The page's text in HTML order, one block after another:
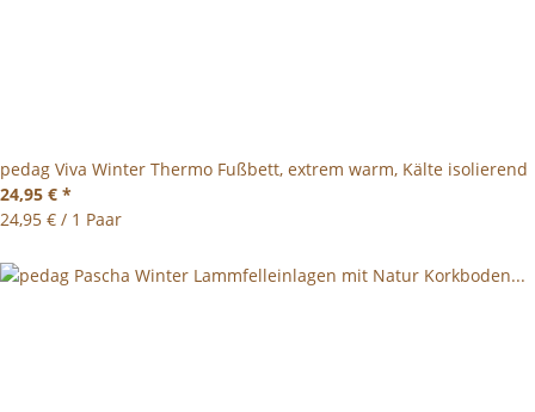
pedag Viva Winter Thermo Fußbett, extrem warm, Kälte isolierend
24,95 € *
24,95 € / 1 Paar